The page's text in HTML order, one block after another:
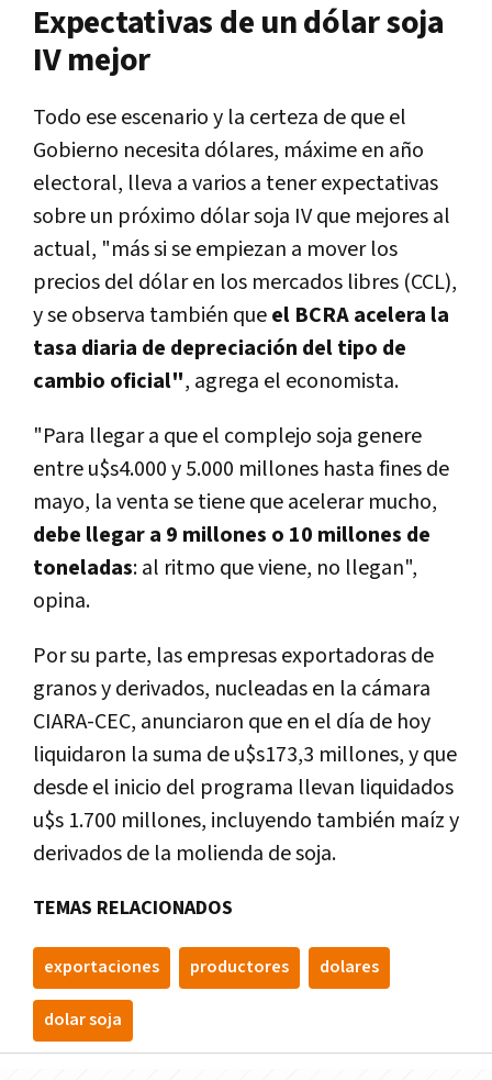
Expectativas de un dólar soja
IV mejor
Todo ese escenario y la certeza de que el
Gobierno necesita dólares, máxime en año
electoral, lleva a varios a tener expectativas
sobre un próximo dólar soja IV que mejores al
actual, "más si se empiezan a mover los
precios del dólar en los mercados libres (CCL),
y se observa también queel BCRA acelera la
tasa diaria de depreciación del tipo de
cambio oficial", agrega el economista.
"Para llegar a que el complejo soja genere
entre u$s4.000 y 5.000 millones hasta fines de
mayo, la venta se tiene que acelerar mucho,
debe llegar a 9 millones o 10 millones de
toneladas: al ritmo que viene, no llegan",
opina.
Por su parte, las empresas exportadoras de
granos y derivados, nucleadas en la cámara
CIARA-CEC, anunciaron que en el día de hoy
liquidaron la suma de u$s173,3 millones, y que
desde el inicio del programa llevan liquidados
u$s 1.700 millones, incluyendo también maíz y
derivados de la molienda de soja.
TEMAS RELACIONADOS
exportaciones productores dolares
dolar soja